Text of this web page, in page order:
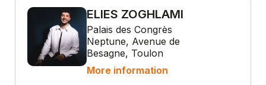
ELIES ZOGHLAMI
Palais des Congrès
Neptune, Avenue de
Besagne, Toulon
More information